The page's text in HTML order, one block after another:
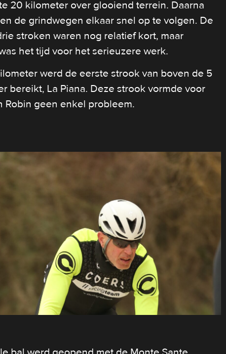
20 kilometer over glooiend terrein. Daarna
de grindwegen elkaar snel op te volgen. De
stroken waren nog relatief kort, maar
het tijd voor het serieuzere werk.
werd de eerste strook van boven de 5
bereikt, La Piana. Deze strook vormde voor
Robin geen enkel probleem.